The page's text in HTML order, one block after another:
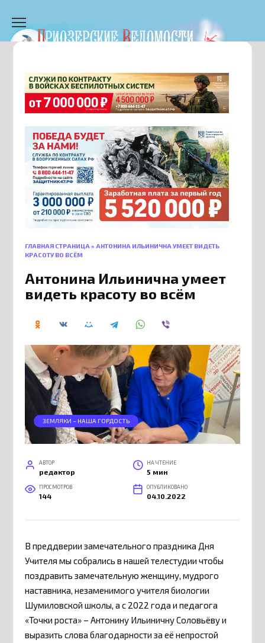
содержанию
ГЛАВНАЯ СТРАНИЦА » АНТОНИНА ИЛЬИНИЧНА УМЕЕТ ВИДЕТЬ
КРАСОТУ ВО ВСЁМ
Антонина Ильинична умеет
видеть красоту во всём
ЗЕМЛЯКИ – НАША ГОРДОСТЬ
АВТОР
редактор
НА ЧТЕНИЕ
5 мин
ПРОСМОТРОВ
144
ОПУБЛИКОВАНО
04.10.2022
В преддверии замечательного праздника Дня
Учителя мы собрались в нашей телестудии чтобы
поздравить замечательную женщину, мудрого
наставника, незаменимого учителя биологии
Шумиловской школы, а с 2022 года и педагога
«Точки роста» – Антонину Ильиничну Соловьёву и
выразить слова благодарности за её непростой